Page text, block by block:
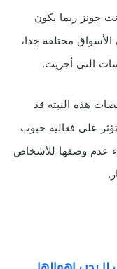
جونز ربما يكون
مختلفة جدا،
التي أجريت.
هذه النبتة قد
على فعالية حبوب
عدم وصفها للأشخاص